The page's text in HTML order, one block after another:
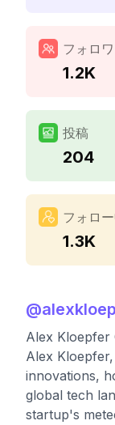
フォロ
1.2K
投稿
204
フォロ
1.3K
@
Alex Kloepfer
Alex
innovations,
global tech
startup's